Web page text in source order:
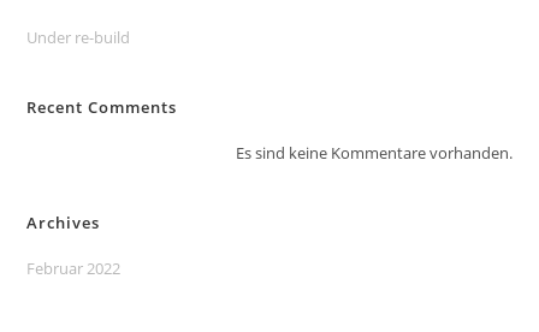
Under re-build
Recent Comments
Es sind keine Kommentare vorhanden.
Archives
Februar 2022